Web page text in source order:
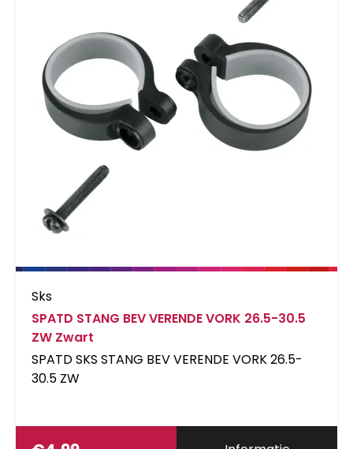
Sks
SPATD STANG BEV VERENDE VORK 26.5-30.5
ZW Zwart
SPATD SKS STANG BEV VERENDE VORK 26.5-
30.5 ZW